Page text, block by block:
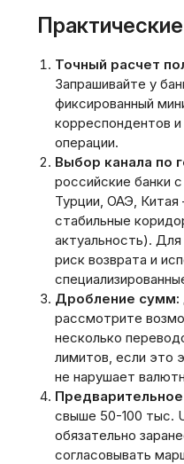
Точный расчет
Запрашивайте у
фиксированный
корреспондентов
операции.
Выбор канала по
российские банки
Турции, ОАЭ,
стабильные
актуальность).
риск возврата и
Дробление сумм:
рассмотрите
несколько
лимитов, если это
не нарушает
свыше 50-100 тыс.
обязательно
согласовывать